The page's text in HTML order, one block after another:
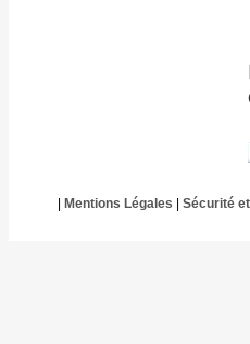
Mentions Légales Sécurité